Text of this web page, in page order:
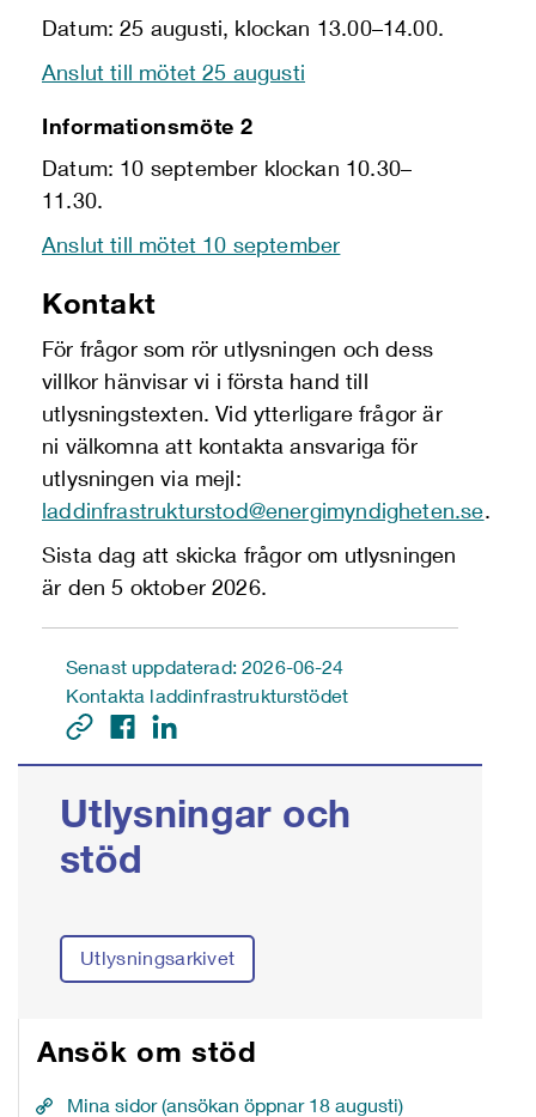
Datum: 25 augusti, klockan 13.00–14.00.
Anslut till mötet 25 augusti
Informationsmöte 2
Datum: 10 september klockan 10.30–
11.30.
Anslut till mötet 10 september
Kontakt
För frågor som rör utlysningen och dess
villkor hänvisar vi i första hand till
utlysningstexten. Vid ytterligare frågor är
ni välkomna att kontakta ansvariga för
utlysningen via mejl:
laddinfrastrukturstod@energimyndigheten.se.
Sista dag att skicka frågor om utlysningen
är den 5 oktober 2026.
Senast uppdaterad: 2026-06-24
Kontakta laddinfrastrukturstödet
Utlysningar och
stöd
Utlysningsarkivet
Ansök om stöd
Mina sidor (ansökan öppnar 18 augusti)